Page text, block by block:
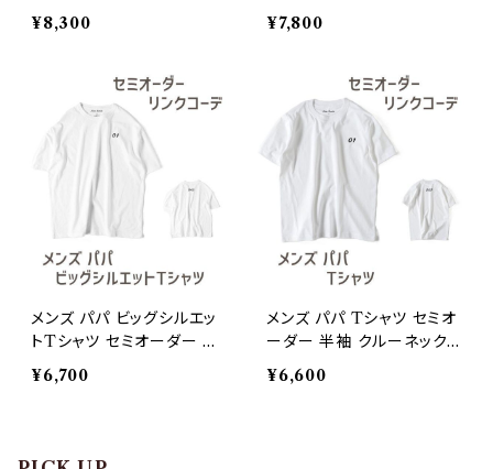
親子ペア
¥8,300
ク リンクコーデ 親子ペア
¥7,800
メンズ パパ ビッグシルエッ
トTシャツ セミオーダー 半
袖 クルーネック リンクコー
デ 親子ペア
¥6,700
メンズ パパ Tシャツ セミオ
ーダー 半袖 クルーネック
リンクコーデ 親子ペア
¥6,600